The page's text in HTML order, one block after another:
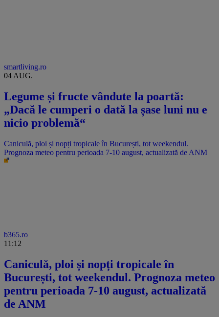
smartliving.ro
04 AUG.
Legume și fructe vândute la poartă:
„Dacă le cumperi o dată la șase luni nu e
nicio problemă“
Caniculă, ploi și nopți tropicale în București, tot weekendul.
Prognoza meteo pentru perioada 7-10 august, actualizată de ANM
b365.ro
11:12
Caniculă, ploi și nopți tropicale în
București, tot weekendul. Prognoza meteo
pentru perioada 7-10 august, actualizată
de ANM